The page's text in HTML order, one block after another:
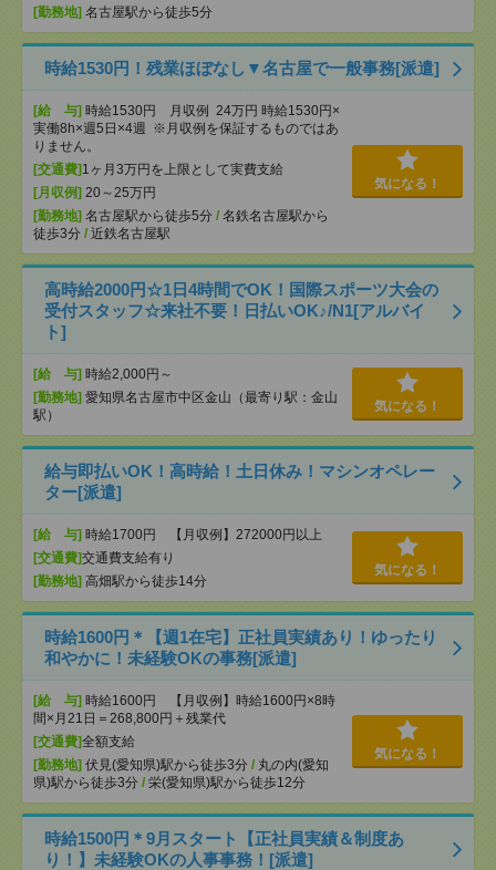
[勤務地] 名古屋駅から徒歩5分
時給1530円！残業ほぼなし▼名古屋で一般事務[派遣]
[給 与] 時給1530円 月収例 24万円 時給1530円×
実働8h×週5日×4週 ※月収例を保証するものではあ
りません。
[交通費] 1ヶ月3万円を上限として実費支給
[月収例] 20～25万円
[勤務地] 名古屋駅から徒歩5分 / 名鉄名古屋駅から
徒歩3分 / 近鉄名古屋駅
気になる！
高時給2000円☆1日4時間でOK！国際スポーツ大会の
受付スタッフ☆来社不要！日払いOK♪/N1[アルバイ
ト]
[給 与] 時給2,000円～
[勤務地] 愛知県名古屋市中区金山（最寄り駅：金山
駅）
気になる！
給与即払いOK！高時給！土日休み！マシンオペレー
ター[派遣]
[給 与] 時給1700円 【月収例】272000円以上
[交通費]交通費支給有り
[勤務地] 高畑駅から徒歩14分
気になる！
時給1600円＊【週1在宅】正社員実績あり！ゆったり
和やかに！未経験OKの事務[派遣]
[給 与] 時給1600円 【月収例】時給1600円×8時
間×月21日＝268,800円＋残業代
[交通費]全額支給
[勤務地] 伏見(愛知県)駅から徒歩3分 / 丸の内(愛知
県)駅から徒歩3分 / 栄(愛知県)駅から徒歩12分
気になる！
時給1500円＊9月スタート【正社員実績＆制度あ
り！】未経験OKの人事事務！[派遣]